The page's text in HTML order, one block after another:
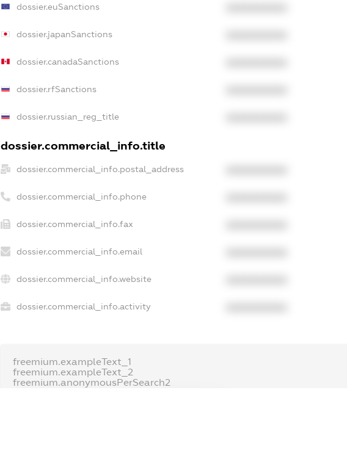
dossier.euSanctions
dossier.japanSanctions
dossier.canadaSanctions
dossier.rfSanctions
dossier.russian_reg_title
dossier.commercial_info.title
dossier.commercial_info.postal_address
dossier.commercial_info.phone
dossier.commercial_info.fax
dossier.commercial_info.email
dossier.commercial_info.website
dossier.commercial_info.activity
freemium.exampleText_1
freemium.exampleText_2
freemium.anonymousPerSearch2